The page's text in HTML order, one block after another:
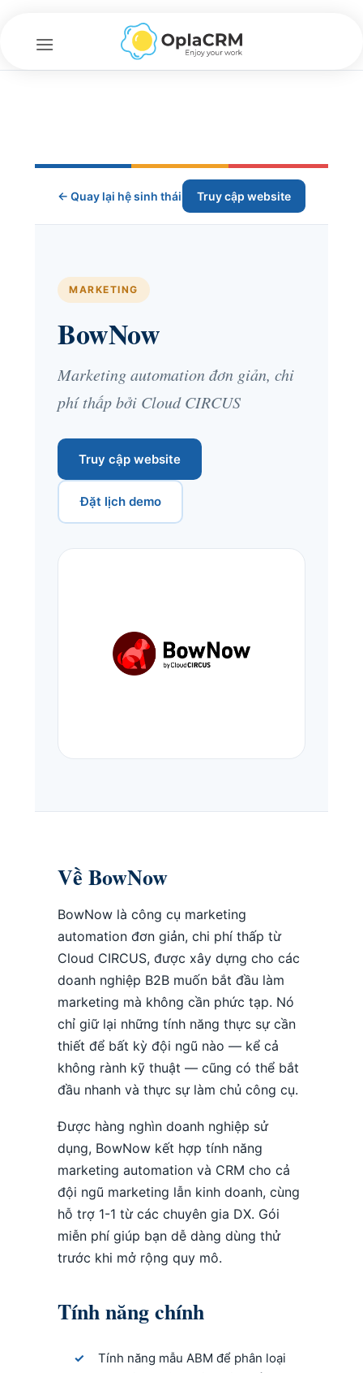
nội
← Quay lại hệ sinh thái Truy cập website
MARKETING
BowNow
Marketing automation đơn giản, chi
phí thấp bởi Cloud CIRCUS
Truy cập website
Đặt lịch demo
Về BowNow
BowNow là công cụ marketing
automation đơn giản, chi phí thấp từ
Cloud CIRCUS, được xây dựng cho các
doanh nghiệp B2B muốn bắt đầu làm
marketing mà không cần phức tạp. Nó
chỉ giữ lại những tính năng thực sự cần
thiết để bất kỳ đội ngũ nào — kể cả
không rành kỹ thuật — cũng có thể bắt
đầu nhanh và thực sự làm chủ công cụ.
Được hàng nghìn doanh nghiệp sử
dụng, BowNow kết hợp tính năng
marketing automation và CRM cho cả
đội ngũ marketing lẫn kinh doanh, cùng
hỗ trợ 1-1 từ các chuyên gia DX. Gói
miễn phí giúp bạn dễ dàng dùng thử
trước khi mở rộng quy mô.
Tính năng chính
Tính năng mẫu ABM để phân loại